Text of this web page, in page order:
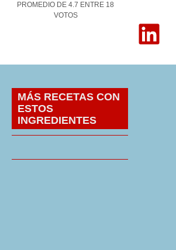
PROMEDIO DE 4.7 ENTRE 18
VOTOS
MÁS RECETAS CON
ESTOS
INGREDIENTES